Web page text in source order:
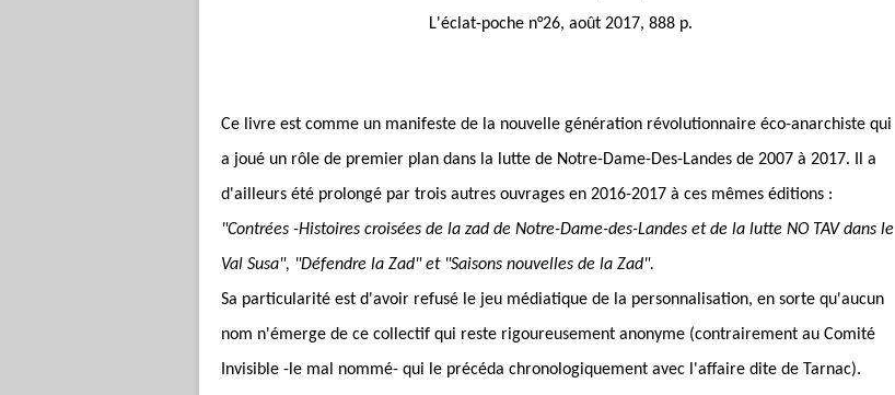
L'éclat-poche n°26, août 2017, 888 p.
Ce livre est comme un manifeste de la nouvelle génération révolutionnaire éco-anarchiste qui
a joué un rôle de premier plan dans la lutte de Notre-Dame-Des-Landes de 2007 à 2017. Il a
d'ailleurs été prolongé par trois autres ouvrages en 2016-2017 à ces mêmes éditions :
"Contrées -Histoires croisées de la zad de Notre-Dame-des-Landes et de la lutte NO TAV dans le
Val Susa", "Défendre la Zad" et "Saisons nouvelles de la Zad".
Sa particularité est d'avoir refusé le jeu médiatique de la personnalisation, en sorte qu'aucun
nom n'émerge de ce collectif qui reste rigoureusement anonyme (contrairement au Comité
Invisible -le mal nommé- qui le précéda chronologiquement avec l'affaire dite de Tarnac).